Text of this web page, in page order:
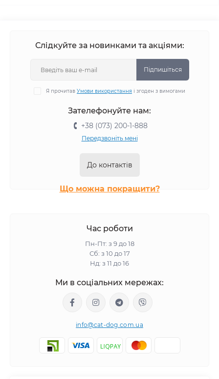
Слідкуйте за новинками та акціями:
Підпишіться
Я прочитав Умови використання і згоден з вимогами
Зателефонуйте нам:
+38 (073) 200-1-888
Передзвоніть мені
До контактів
Що можна покращити?
Час роботи
Пн-Пт: з 9 до 18
Сб: з 10 до 17
Нд: з 11 до 16
Ми в соціальних мережах:
info@cat-dog.com.ua